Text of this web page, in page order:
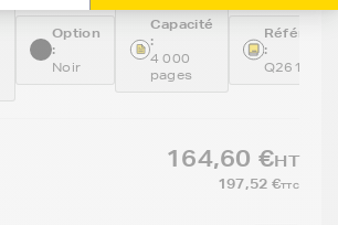
Option
:
Noir
Capacité
:
4 000
pages
:
Q2612AD
164,60 €HT
197,52 €TTC